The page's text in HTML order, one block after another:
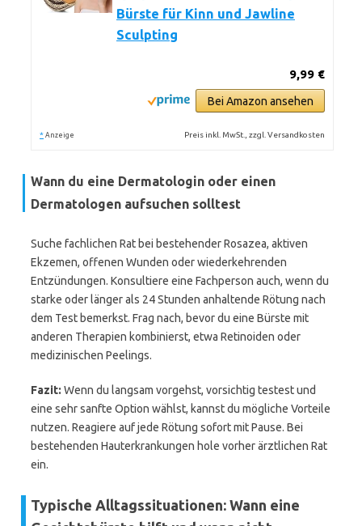
Bürste für Kinn und Jawline
Sculpting
9,99 €
Bei Amazon ansehen
* Anzeige Preis inkl. MwSt., zzgl. Versandkosten
Wann du eine Dermatologin oder einen
Dermatologen aufsuchen solltest
Suche fachlichen Rat bei bestehender Rosazea, aktiven
Ekzemen, offenen Wunden oder wiederkehrenden
Entzündungen. Konsultiere eine Fachperson auch, wenn du
starke oder länger als 24 Stunden anhaltende Rötung nach
dem Test bemerkst. Frag nach, bevor du eine Bürste mit
anderen Therapien kombinierst, etwa Retinoiden oder
medizinischen Peelings.
Fazit: Wenn du langsam vorgehst, vorsichtig testest und
eine sehr sanfte Option wählst, kannst du mögliche Vorteile
nutzen. Reagiere auf jede Rötung sofort mit Pause. Bei
bestehenden Hauterkrankungen hole vorher ärztlichen Rat
ein.
Typische Alltagssituationen: Wann eine